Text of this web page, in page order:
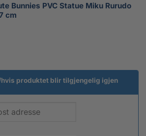
Bunnies PVC Statue Miku Rurudo
cm
hvis produktet blir tilgjengelig igjen